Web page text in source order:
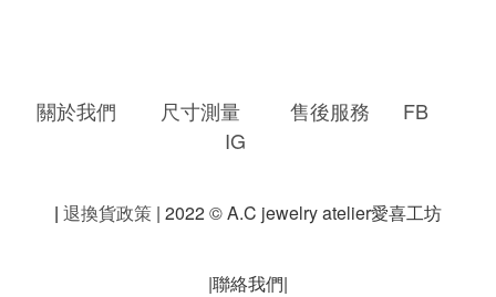
關於我們 尺寸測量 售後服務
FB
IG
| 退換貨政策 | 2022 © A.C jewelry atelier愛喜工坊
|聯絡我們|